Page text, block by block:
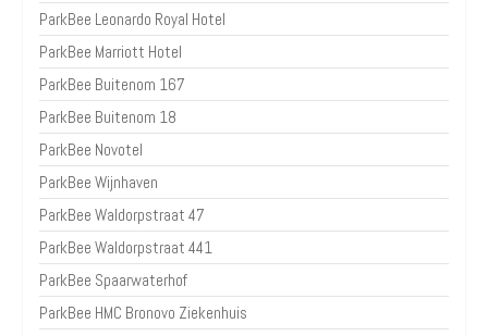
ParkBee Leonardo Royal Hotel
ParkBee Marriott Hotel
ParkBee Buitenom 167
ParkBee Buitenom 18
ParkBee Novotel
ParkBee Wijnhaven
ParkBee Waldorpstraat 47
ParkBee Waldorpstraat 441
ParkBee Spaarwaterhof
ParkBee HMC Bronovo Ziekenhuis